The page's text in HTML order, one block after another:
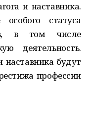
и наставника.
статуса
в том числе
деятельность.
наставника будут
профессии